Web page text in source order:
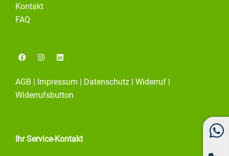
Kontakt
FAQ
F
a
e
b
o
o
I
n
a
g
r
L
i
e
d
i
AGB Impressum Datenschutz Widerruf
Widerrufsbutton
Ihr Service-Kontakt